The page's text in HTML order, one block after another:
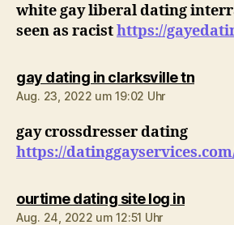
white gay liberal dating
seen as racisthttps://
gay dating in clarksville tnsagt:
Aug. 23, 2022 um 19:02 Uhr
gay crossdresser dating
https://
ourtime dating site log insagt:
Aug. 24, 2022 um 12:51 Uhr